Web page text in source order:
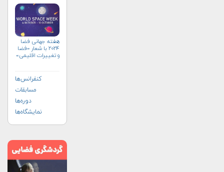
هفته جهانی فضا
۲۰۲۴ با شعار «فضا
و تغییرات اقلیمی»
کنفرانس‌ها
مسابقات
دوره‌ها
نمایشگاه‌ها